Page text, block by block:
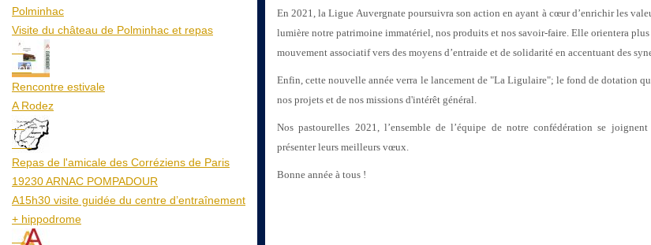
Polminhac
Visite du château de Polminhac et repas
12
Aoû
Rencontre estivale
A Rodez
23
Aoû
Repas de l'amicale des Corréziens de Paris
19230 ARNAC POMPADOUR
A15h30 visite guidée du centre d’entraînement
+ hippodrome
25
En 2021, la Ligue Auvergnate poursuivra son action en ayant à cœur d’enrichir les
lumière notre patrimoine immatériel, nos produits et nos savoir-faire. Elle orientera plus
mouvement associatif vers des moyens d’entraide et de solidarité en accentuant des
Enfin, cette nouvelle année verra le lancement de "La Ligulaire"; le fond de dotation
nos projets et de nos missions d'intérêt général.
Nos pastourelles 2021, l’ensemble de l’équipe de notre confédération se
présenter leurs meilleurs vœux.
Bonne année à tous !